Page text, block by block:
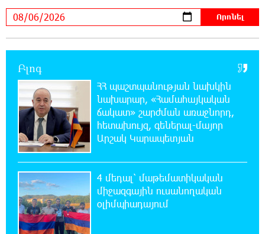
Եվրոպական երազանք աղքատության
վտանգավոր փուլ. «Փաստ»
Հարցնում են իրար.«ամուսինդ ո՞նց է, քեռիդ
ո՞նց է». Մարուքյանը հիասթափված է
նորընտիր խորհրդարանից
10:35:54 6-08-2026
Ոչխարները արևային էլեկտրակայանի մոտ,
էներգիայի արտադրության մասին
10:32:18 6-08-2026
Ինչո՞ւ է Հայաստանի
Բլոգ
ՀՀ պաշտպանության նախկին
նախարար, «Համահայկական
ճակատ» շարժման առաջնորդ,
հետախույզ, գեներալ-մայոր
Արշակ Կարապետյան
4 մեդալ՝ մաթեմատիկական
միջազգային ուսանողական
օլիմպիադայում